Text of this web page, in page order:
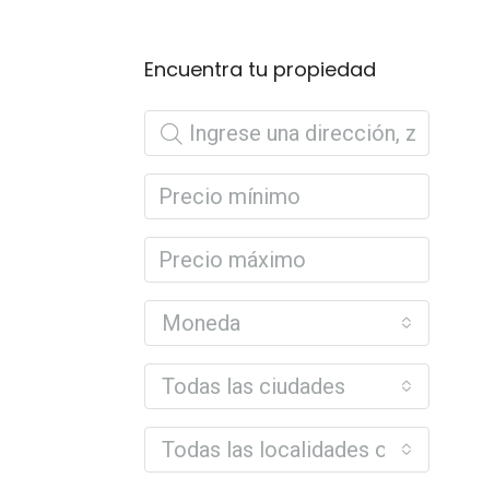
Encuentra tu propiedad
Moneda
Todas las ciudades
Todas las localidades o barrios